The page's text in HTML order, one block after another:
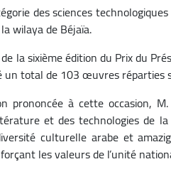
des sciences
wilaya de Béjaïa.
la sixième édition du Prix du
un total de 103 œuvres réparties
prononcée à cette occasion,
et des technologies de
culturelle arabe et
les valeurs de l’unité